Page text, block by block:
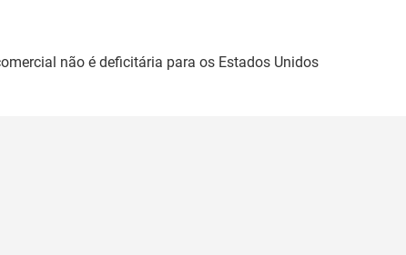
não é deficitária para os Estados Unidos